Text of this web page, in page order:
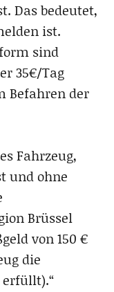
Das bedeutet,
ist.
sind
35€/Tag
Befahren der
Fahrzeug,
und ohne
Brüssel
von 150 €
die
erfüllt).“